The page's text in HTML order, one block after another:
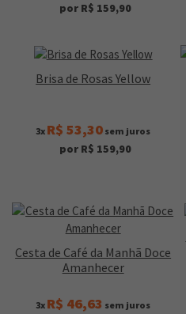
por R$ 159,90
Brisa de Rosas Yellow
3x R$ 53,30 sem juros
por R$ 159,90
Cesta de Café da Manhã Doce
Amanhecer
3x R$ 46,63 sem juros